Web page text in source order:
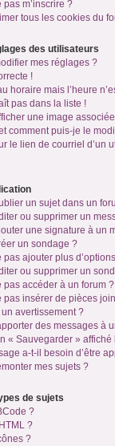
m’inscrire ?
tous les cookies du
des utilisateurs
mes réglages ?
!
horaire mais l’heure
pas dans la liste !
une image
comment puis-je le
le lien de courriel d’un
un sujet dans un
ou supprimer un
une signature à un
un sondage ?
pas ajouter plus
ou supprimer un
pas accéder à un forum ?
pas insérer de pièces
avertissement ?
des messages à
« Sauvegarder »
a-t-il besoin d’être
mes sujets ?
de sujets
?
?
?